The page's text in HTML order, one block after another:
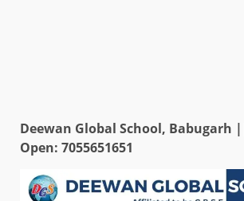
Deewan Global School, Babugarh
Open: 7055651651